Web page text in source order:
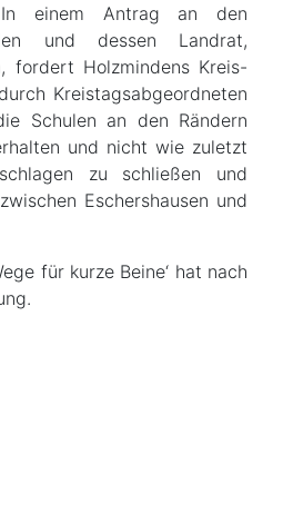
In einem Antrag an den
und dessen Landrat,
fordert Holzmindens Kreis-
Kreistagsabgeordneten
Schulen an den Rändern
und nicht wie zuletzt
zu schließen und
Eschershausen und
für kurze Beine‘ hat nach